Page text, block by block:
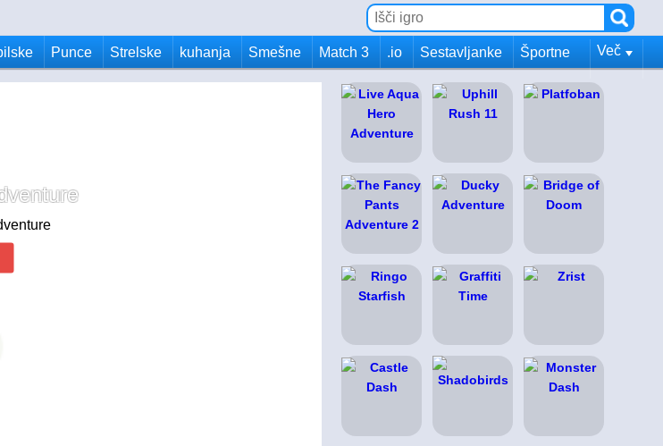
Punce Strelske kuhanja Smešne Match 3 .io Sestavljanke Športne Več